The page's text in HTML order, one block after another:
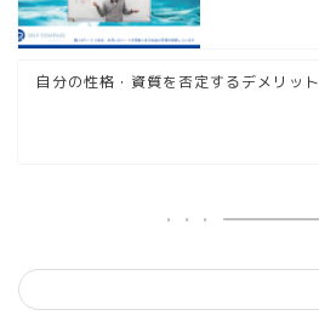
自分の性格・資質を否定するデメリット